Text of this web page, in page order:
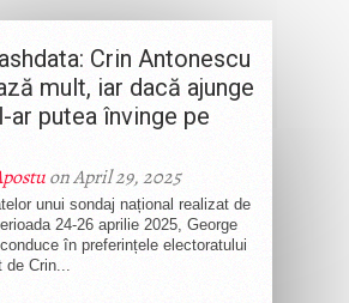
Crin Antonescu
mult, iar dacă ajunge
ar putea învinge pe
on April 29, 2025
unui sondaj național realizat de
24-26 aprilie 2025, George
în preferințele electoratului
de Crin...